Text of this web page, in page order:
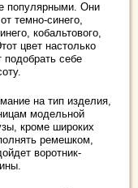
популярными. Они
темно-синего,
кобальтового,
цвет настолько
себе
на тип изделия,
модельной
кроме широких
ремешком,
воротник-